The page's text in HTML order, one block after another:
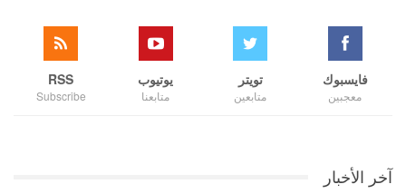
فايسبوك
معجبين
تويتر
متابعين
يوتيوب
متابعنا
RSS
Subscribe
آخر الأخبار